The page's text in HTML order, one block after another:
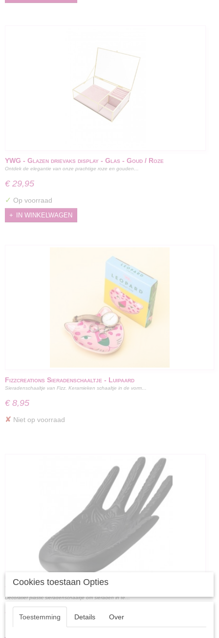
YWG - Glazen drievaks display - Glas - Goud / Roze
Ontdek de elegantie van onze prachtige roze en gouden…
€ 29,95
✓ Op voorraad
IN WINKELWAGEN
Fizzcreations Sieradenschaaltje - Luipaard
Sieradenschaaltje van Fizz. Keramieken schaaltje in de vorm…
€ 8,95
✘ Niet op voorraad
YWG - Decoratieve sieradenschaaltje hand met gegraveerd
patroon Zwart Resin
Decoratief plastic sieradenschaaltje om sieraden in te…
€ 14,95
Op voorraad
Cookies toestaan Opties
Toestemming Details Over